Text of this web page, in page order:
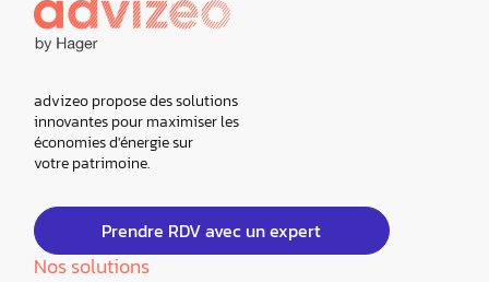
advizeo propose des solutions
innovantes pour maximiser les
économies d'énergie sur
votre patrimoine.
Prendre RDV avec un expert
Nos solutions